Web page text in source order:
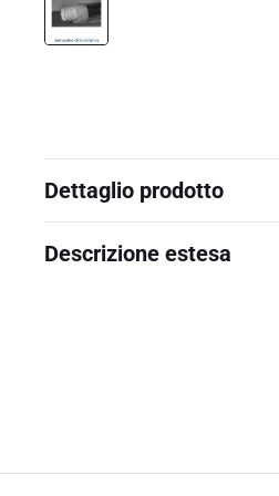
Dettaglio prodotto
Descrizione estesa